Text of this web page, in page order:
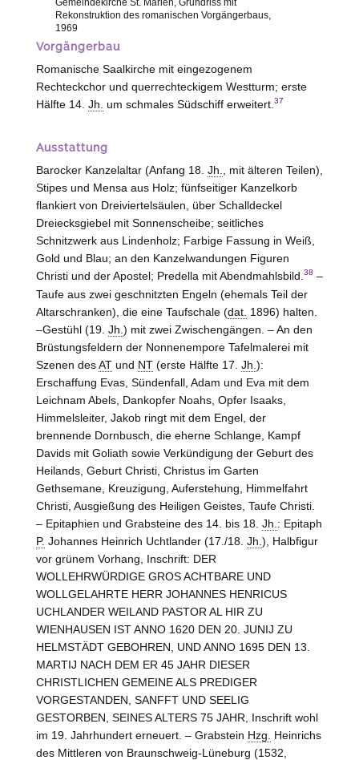
Gemeindekirche St. Marien, Grundriss mit
Rekonstruktion des romanischen Vorgängerbaus,
1969
Vorgängerbau
Romanische Saalkirche mit eingezogenem
Rechteckchor und querrechteckigem Westturm; erste
Hälfte 14. Jh. um schmales Südschiff erweitert. 37
Ausstattung
Barocker Kanzelaltar (Anfang 18. Jh.
, mit älteren Teilen),
Stipes und Mensa aus Holz; fünfseitiger Kanzelkorb
flankiert von Dreiviertelsäulen, über Schalldeckel
Dreiecksgiebel mit Sonnenscheibe; seitliches
Schnitzwerk aus Lindenholz; Farbige Fassung in Weiß,
Gold und Blau; an den Kanzelwandungen Figuren
Christi und der Apostel; Predella mit Abendmahlsbild. 38 –
Taufe aus zwei geschnitzten Engeln (ehemals Teil der
Altarschranken), die eine Taufschale (dat. 1896) halten.
–Gestühl (19. Jh. ) mit zwei Zwischengängen. – An den
Brüstungsfeldern der Nonnenempore Tafelmalerei mit
Szenen desATund NT(erste Hälfte 17. Jh. ):
Erschaffung Evas, Sündenfall, Adam und Eva mit dem
Leichnam Abels, Dankopfer Noahs, Opfer Isaaks,
Himmelsleiter, Jakob ringt mit dem Engel, der
brennende Dornbusch, die eherne Schlange, Kampf
Davids mit Goliath sowie Verkündigung der Geburt des
Heilands, Geburt Christi, Christus im Garten
Gethsemane, Kreuzigung, Auferstehung, Himmelfahrt
Christi, Ausgießung des Heiligen Geistes, Taufe Christi.
– Epitaphien und Grabsteine des 14. bis 18. Jh. : Epitaph
P. Johannes Heinrich Uchtlander (17./18. Jh. ), Halbfigur
vor grünem Vorhang, Inschrift: DER
WOLLEHRWÜRDIGE GROS ACHTBARE UND
WOLLGELAHRTE HERR JOHANNES HENRICUS
UCHLANDER WEILAND PASTOR AL HIR ZU
WIENHAUSEN IST ANNO 1620 DEN 20. JUNIJ ZU
HELMSTÄDT GEBOHREN, UND ANNO 1695 DEN 13.
MARTIJ NACH DEM ER 45 JAHR DIESER
CHRISTLICHEN GEMEINE ALS PREDIGER
VORGESTANDEN, SANFFT UND SEELIG
GESTORBEN, SEINES ALTERS 75 JAHR, Inschrift wohl
im 19. Jahrhundert erneuert. – Grabstein Hzg.
Heinrichs
des Mittleren von Braunschweig-Lüneburg (1532,